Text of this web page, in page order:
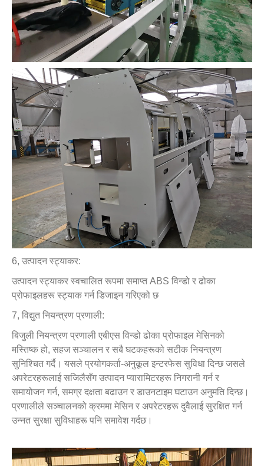
6, उत्पादन स्ट्याकर:
उत्पादन स्ट्याकर स्वचालित रूपमा समाप्त ABS विन्डो र ढोका
प्रोफाइलहरू स्ट्याक गर्न डिजाइन गरिएको छ
7, विद्युत नियन्त्रण प्रणाली:
बिजुली नियन्त्रण प्रणाली एबीएस विन्डो ढोका प्रोफाइल मेसिनको
मस्तिष्क हो, सहज सञ्चालन र सबै घटकहरूको सटीक नियन्त्रण
सुनिश्चित गर्दै। यसले प्रयोगकर्ता-अनुकूल इन्टरफेस सुविधा दिन्छ जसले
अपरेटरहरूलाई सजिलैसँग उत्पादन प्यारामिटरहरू निगरानी गर्न र
समायोजन गर्न, समग्र दक्षता बढाउन र डाउनटाइम घटाउन अनुमति दिन्छ।
प्रणालीले सञ्चालनको क्रममा मेसिन र अपरेटरहरू दुवैलाई सुरक्षित गर्न
उन्नत सुरक्षा सुविधाहरू पनि समावेश गर्दछ।